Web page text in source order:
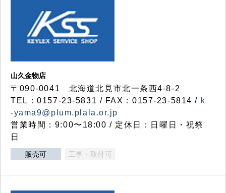
山久金物店
〒090-0041 北海道北見市北一条西4-8-2
TEL：0157-23-5831 / FAX：0157-23-5814 / k
-yama9@plum.plala.or.jp
営業時間：9:00〜18:00 / 定休日：日曜日・祝祭
日
販売可 工事・取付可